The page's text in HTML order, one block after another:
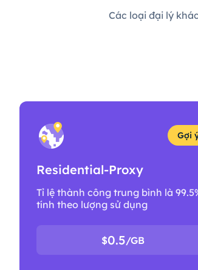
Các loại đại lý
Gợi
Residential-Proxy
Tỉ lệ thành công trung bình là
tính theo lượng sử dụng
$0.5/GB